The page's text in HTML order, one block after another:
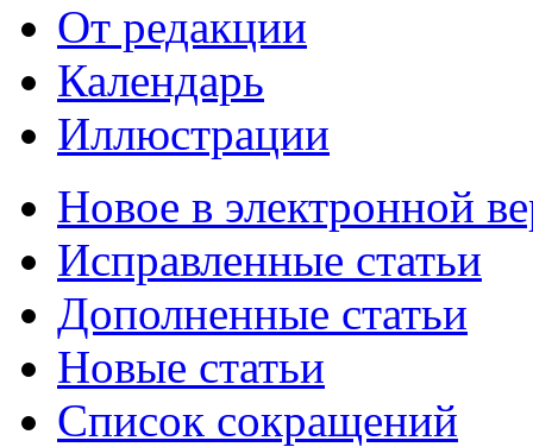
От редакции
Календарь
Иллюстрации
Новое в электронной
Исправленные статьи
Дополненные статьи
Новые статьи
Список сокращений